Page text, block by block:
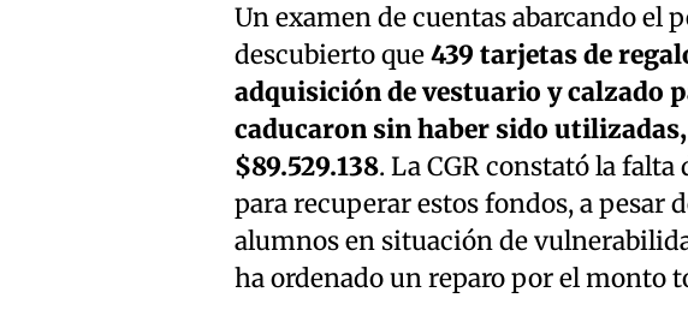
Un examen de cuentas abarcando el
descubierto que439 tarjetas de
adquisición de vestuario y calzado
caducaron sin haber sido
$89.529.138. La CGR constató la
para recuperar estos fondos, a pesar
alumnos en situación de
ha ordenado un reparo por el monto